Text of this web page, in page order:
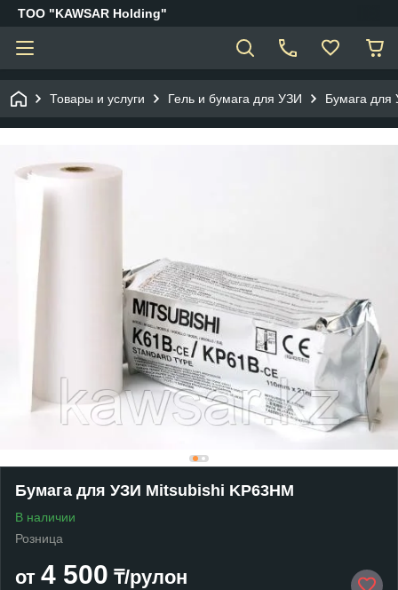
ТОО "KAWSAR Holding"
Товары и услуги Гель и бумага для УЗИ Бумага для
Бумага для УЗИ Mitsubishi KP63HM
В наличии
Розница
от 4 500 ₸/рулон